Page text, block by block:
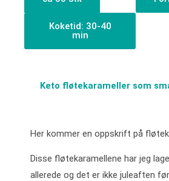
Koketid: 30-40
min
Keto fløtekarameller som
Her kommer en oppskrift på
Disse fløtekaramellene har jeg
allerede og det er ikke juleaften